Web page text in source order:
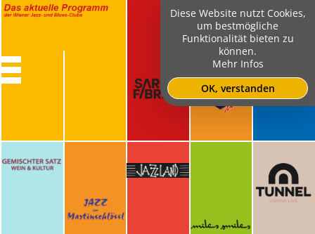
Diese Website nutzt Cookies,
um bestmögliche
Funktionalität bieten zu
können.
Mehr Infos
OK, verstanden